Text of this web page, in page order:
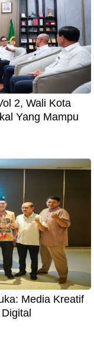
2, Wali Kota
Yang Mampu
Media Kreatif